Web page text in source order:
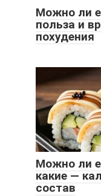
Можно ли
польза и
похудения
Можно ли
какие —
состав